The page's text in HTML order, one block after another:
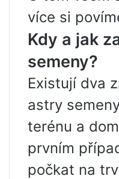
více si
Kdy a jak
semeny?
Existují dva
astry
terénu a
prvním
počkat na